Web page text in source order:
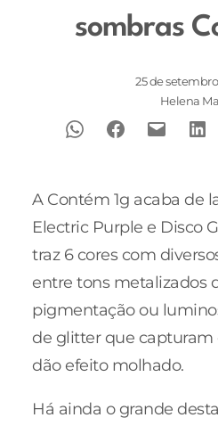
sombras
25 de
Helena
A Contém 1g acaba de
Electric Purple e Disco
traz 6 cores com
entre tons metalizados
pigmentação ou
de glitter que capturam
dão efeito molhado.
Há ainda o grande